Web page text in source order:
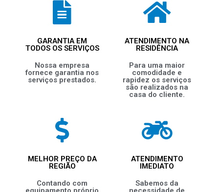
GARANTIA EM
TODOS OS SERVIÇOS
Nossa empresa
fornece garantia nos
serviços prestados.
ATENDIMENTO NA
RESIDÊNCIA
Para uma maior
comodidade e
rapidez os serviços
são realizados na
casa do cliente.
MELHOR PREÇO DA
REGIÃO
Contando com
ATENDIMENTO
IMEDIATO
Sabemos da